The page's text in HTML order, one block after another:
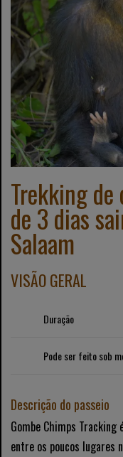
Trekking de
de 3 dias
Salaam
VISÃO GERAL
Duração
Pode ser feito sob
Descrição do passeio
Gombe Chimps
entre os poucos lugares